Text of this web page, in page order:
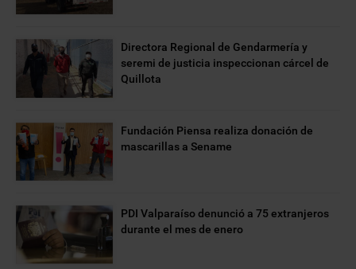
Directora Regional de Gendarmería y
seremi de justicia inspeccionan cárcel de
Quillota
Fundación Piensa realiza donación de
mascarillas a Sename
PDI Valparaíso denunció a 75 extranjeros
durante el mes de enero